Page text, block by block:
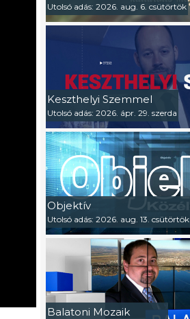
Utolsó adás: 2026. aug. 6. csütörtök
Keszthelyi Szemmel
Utolsó adás: 2026. ápr. 29. szerda
Objektív
Utolsó adás: 2026. aug. 13. csütörtök
Balatoni Mozaik